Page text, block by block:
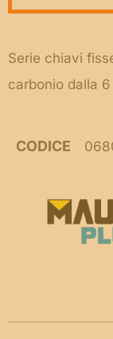
Serie chiavi
carbonio dalla
CODICE